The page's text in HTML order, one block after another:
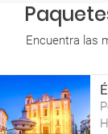
Encuentra las